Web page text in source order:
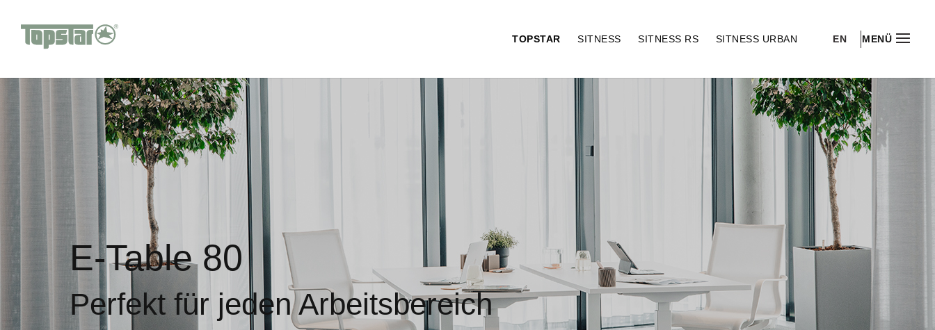
TOPSTAR SITNESS SITNESS RS SITNESS URBAN EN MENÜ
E-Table 80
Perfekt für jeden Arbeitsbereich